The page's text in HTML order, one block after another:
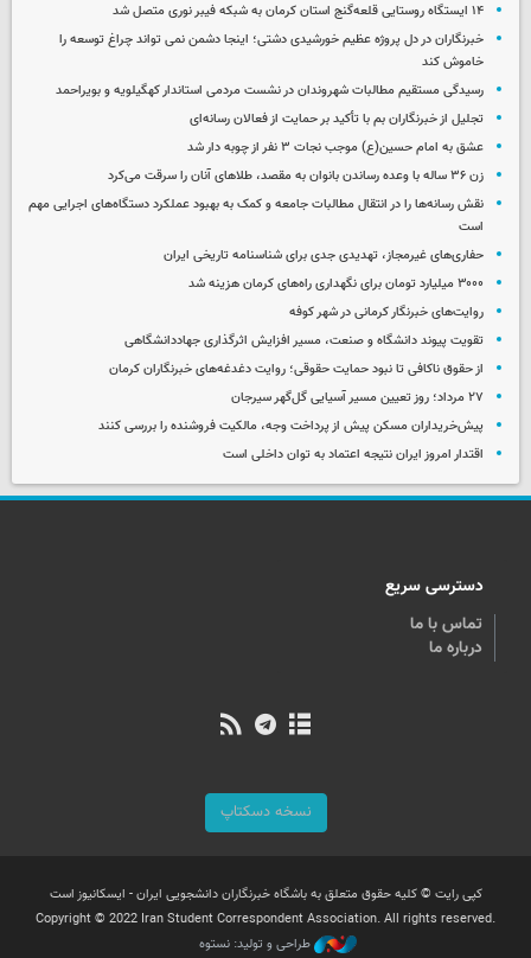
۱۴ ایستگاه روستایی قلعه‌گنج استان کرمان به شبکه فیبر نوری متصل شد
خبرنگاران در دل پروژه عظیم خورشیدی دشتی؛ اینجا دشمن نمی‌ تواند چراغ توسعه را
خاموش کند
رسیدگی مستقیم مطالبات شهروندان در نشست مردمی استاندار کهگیلویه و بویراحمد
تجلیل از خبرنگاران بم با تأکید بر حمایت از فعالان رسانه‌ای
عشق به امام حسین(ع) موجب نجات ۳ نفر از چوبه دار شد
زن ۳۶ ساله با وعده رساندن بانوان به مقصد، طلاهای آنان را سرقت می‌کرد
نقش رسانه‌ها را در انتقال مطالبات جامعه و کمک به بهبود عملکرد دستگاه‌های اجرایی مهم
است
حفاری‌های غیرمجاز، تهدیدی جدی برای شناسنامه تاریخی ایران
۳۰۰۰ میلیارد تومان برای نگهداری راه‌های کرمان هزینه شد
روایت‌های خبرنگار کرمانی در شهر کوفه
تقویت پیوند دانشگاه و صنعت، مسیر افزایش اثرگذاری جهاددانشگاهی
از حقوق ناکافی تا نبود حمایت حقوقی؛ روایت دغدغه‌های خبرنگاران کرمان
۲۷ مرداد؛ روز تعیین مسیر آسیایی گل‌گهر سیرجان
پیش‌خریداران مسکن پیش از پرداخت وجه، مالکیت فروشنده را بررسی کنند
اقتدار امروز ایران نتیجه اعتماد به توان داخلی است
دسترسی سریع
تماس با ما
درباره ما
نسخه دسکتاپ
کپی رایت © کلیه حقوق متعلق به باشگاه خبرنگاران دانشجویی ایران - ایسکانیوز است
Copyright © 2022 Iran Student Correspondent Association. All rights reserved.
طراحی و تولید: نستوه